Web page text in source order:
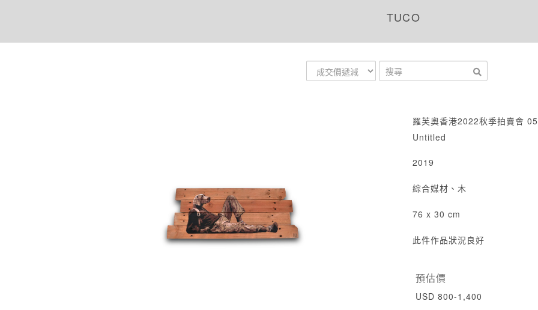
TUCO
羅芙奧香港2022秋季拍賣會
Untitled
2019
綜合媒材、木
76 x 30 cm
此件作品狀況良好
預估價
USD 800-1,400